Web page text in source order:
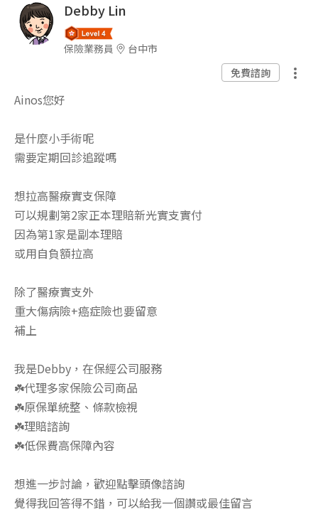
Debby Lin
保險業務員
台中市
免費諮詢
Ainos您好
是什麼小手術呢
需要定期回診追蹤嗎
想拉高醫療實支保障
可以規劃第2家正本理賠新光實支實付
因為第1家是副本理賠
或用自負額拉高
除了醫療實支外
重大傷病險+癌症險也要留意
補上
我是Debby，在保經公司服務
☘️代理多家保險公司商品
☘️原保單統整、條款檢視
☘️理賠諮詢
☘️低保費高保障內容
想進一步討論，歡迎點擊頭像諮詢
覺得我回答得不錯，可以給我一個讚或最佳留言